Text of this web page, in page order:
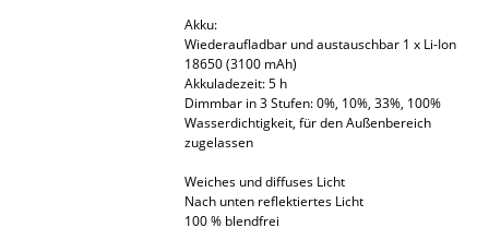
... alle Accessoires
Akku:
Wiederaufladbar und austauschbar 1 x Li-Ion
18650 (3100 mAh)
Akkuladezeit: 5 h
Dimmbar in 3 Stufen: 0%, 10%, 33%, 100%
Wasserdichtigkeit, für den Außenbereich
zugelassen
Weiches und diffuses Licht
Nach unten reflektiertes Licht
100 % blendfrei